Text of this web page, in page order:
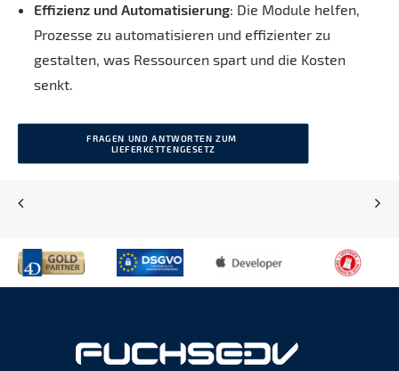
Effizienz und Automatisierung: Die Module helfen,
Prozesse zu automatisieren und effizienter zu
gestalten, was Ressourcen spart und die Kosten
senkt.
FRAGEN UND ANTWORTEN ZUM
LIEFERKETTENGESETZ